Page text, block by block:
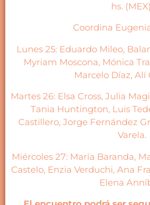
hs.
Coordina
Lunes 25: Eduardo Mileo,
Myriam Moscona, Mónica
Marcelo Díaz, Alí
Martes 26: Elsa Cross, Julia
Tania Huntington, Luis
Castillero, Jorge Fernández
Varela.
Miércoles 27: María Baranda,
Castelo, Enzia Verduchi, Ana
Elena